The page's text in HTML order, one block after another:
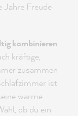
Jahre Freude
kombinieren.
kräftige,
zusammen
ist
warme
ob du ein